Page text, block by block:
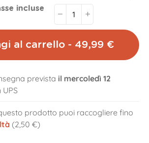
incluse
al carrello - 49,99 €
prevista il mercoledì 12
UPS
prodotto puoi raccogliere fino
(2,50 €)